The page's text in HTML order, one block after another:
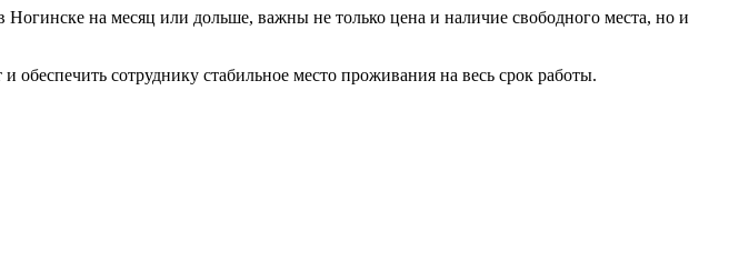
Ногинске на месяц или дольше, важны не только цена и наличие свободного места, но и
обеспечить сотруднику стабильное место проживания на весь срок работы.